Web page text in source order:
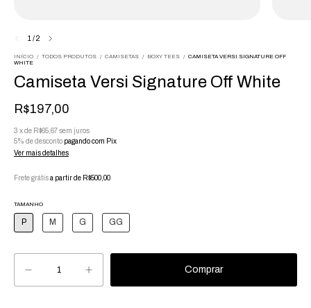
1/2
INÍCIO / TODOS PRODUTOS / CAMISETAS / BOXY TEES / CAMISETA VERSI SIGNATURE OFF
WHITE
Camiseta Versi Signature Off White
R$197,00
3 xde R$65,67sem juros
5% de desconto pagando com Pix
Ver mais detalhes
Frete grátisa partir de R$500,00
TAMANHO
P M G GG